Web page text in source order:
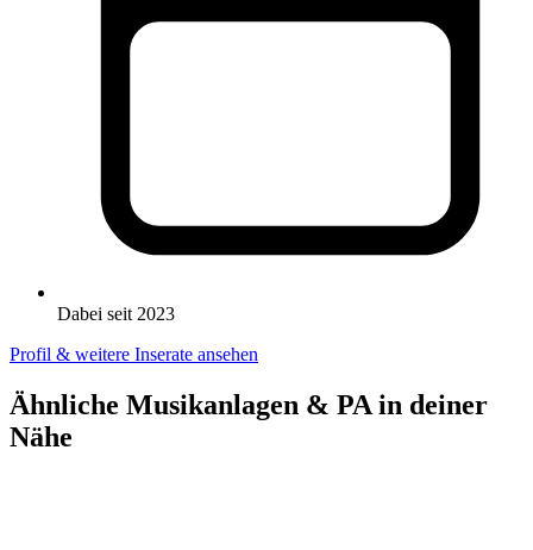
Dabei seit 2023
Profil & weitere Inserate ansehen
Ähnliche Musikanlagen & PA in deiner
Nähe